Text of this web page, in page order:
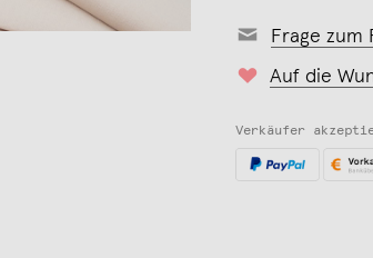
Frage zum
Auf die
Verkäufer